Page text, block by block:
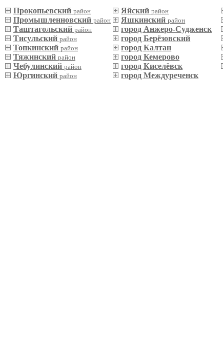
Прокопьевский район
Промышленновский район
Таштагольский район
Тисульский район
Топкинский район
Тяжинский район
Чебулинский район
Юргинский район
Яйскийрайон
Яшкинскийрайон
город Анжеро-Судженск
город Берёзовский
город Калтан
город Кемерово
город Киселёвск
город Междуреченск